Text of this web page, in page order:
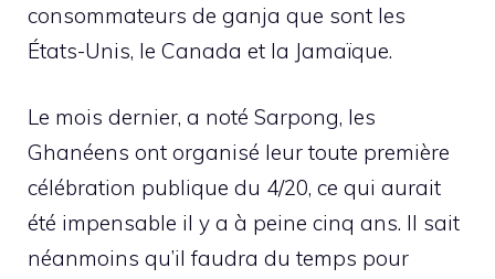
consommateurs de ganja que sont les
États-Unis, le Canada et la Jamaïque.
Le mois dernier, a noté Sarpong, les
Ghanéens ont organisé leur toute première
célébration publique du 4/20, ce qui aurait
été impensable il y a à peine cinq ans. Il sait
néanmoins qu’il faudra du temps pour